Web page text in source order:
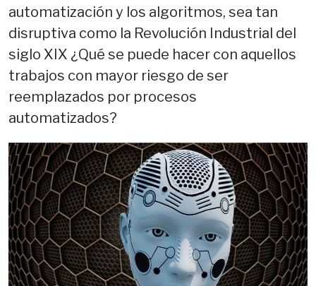
automatización y los algoritmos, sea tan
disruptiva como la Revolución Industrial del
siglo XIX ¿Qué se puede hacer con aquellos
trabajos con mayor riesgo de ser
reemplazados por procesos
automatizados?